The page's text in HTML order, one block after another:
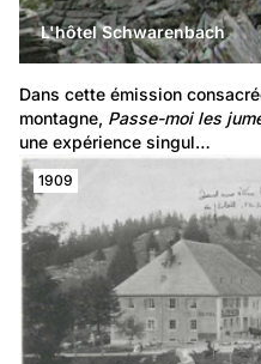
L'hôtel Schwarenbach
Dans cette émission
montagne, Passe-moi les
une expérience singul…
1909